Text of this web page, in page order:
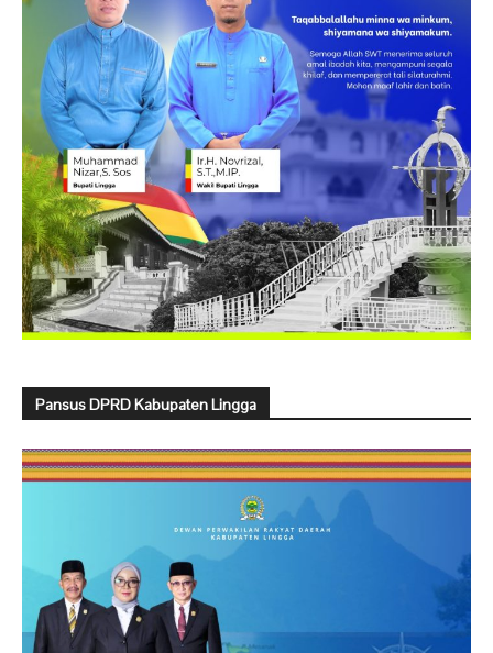
Pansus DPRD Kabupaten Lingga